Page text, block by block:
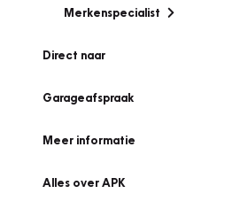
Merkenspecialist
Direct naar
Garageafspraak
Meer informatie
Alles over APK